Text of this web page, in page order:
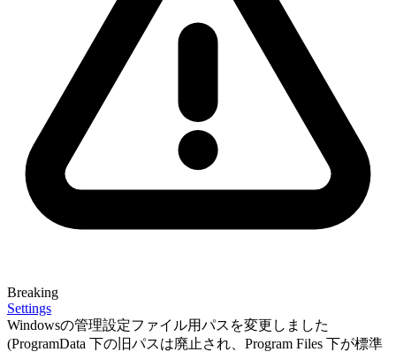
Breaking
Settings
Windowsの管理設定ファイル用パスを変更しました
(ProgramData 下の旧パスは廃止され、Program Files 下が標準